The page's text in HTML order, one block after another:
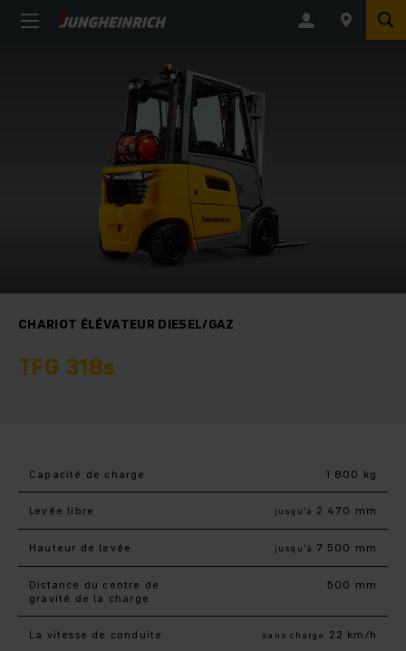
CHARIOT ÉLÉVATEUR DIESEL/GAZ
TFG 318s
Capacité de charge 1 800 kg
Levée libre jusqu’à 2 470 mm
Hauteur de levée jusqu’à 7 500 mm
Distance du centre de
gravité de la charge
500 mm
La vitesse de conduite sans charge 22 km/h